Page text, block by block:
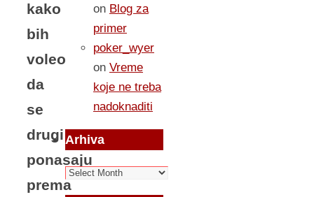
kako
bih
voleo
da
se
drugi
ponasaju
prema
on Blog za
primer
poker_wyer
on Vreme
koje ne treba
nadoknaditi
Arhiva
Arhiva